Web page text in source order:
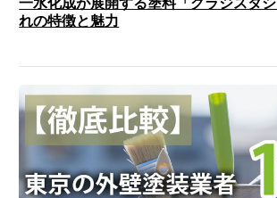
れの特徴と魅力